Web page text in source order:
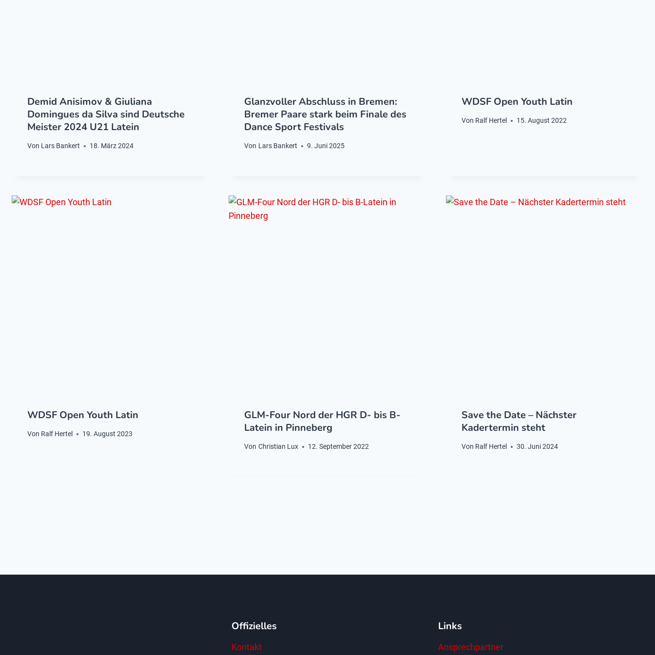
Demid Anisimov & Giuliana
Domingues da Silva sind Deutsche
Meister 2024 U21 Latein
Von Lars Bankert 18. März 2024
Glanzvoller Abschluss in Bremen:
Bremer Paare stark beim Finale des
Dance Sport Festivals
Von Lars Bankert 9. Juni 2025
WDSF Open Youth Latin
Von Ralf Hertel 15. August 2022
WDSF Open Youth Latin
Von Ralf Hertel 19. August 2023
GLM-Four Nord der HGR D- bis B-
Latein in Pinneberg
Von Christian Lux 12. September 2022
Save the Date – Nächster
Kadertermin steht
Von Ralf Hertel 30. Juni 2024
Offizielles
Kontakt
Links
Ansprechpartner